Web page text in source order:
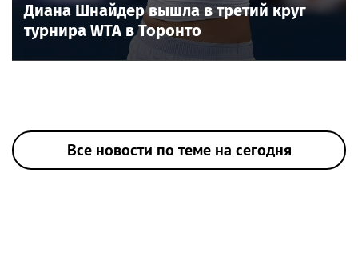
Диана Шнайдер вышла в третий круг
турнира WTA в Торонто
Все новости по теме на сегодня